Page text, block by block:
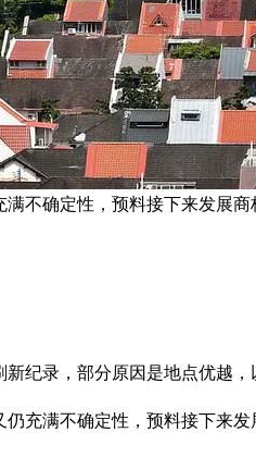
不确定性，预料接下来发展
纪录，部分原因是地点优越，
充满不确定性，预料接下来